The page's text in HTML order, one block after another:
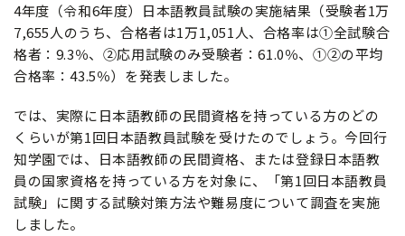
4年度（令和6年度）日本語教員試験の実施結果（受験者1万
7,655人のうち、合格者は1万1,051人、合格率は①全試験合
格者：9.3％、②応用試験のみ受験者：61.0％、①②の平均
合格率：43.5％）を発表しました。
では、実際に日本語教師の民間資格を持っている方のどの
くらいが第1回日本語教員試験を受けたのでしょう。今回行
知学園では、日本語教師の民間資格、または登録日本語教
員の国家資格を持っている方を対象に、「第1回日本語教員
試験」に関する試験対策方法や難易度について調査を実施
しました。